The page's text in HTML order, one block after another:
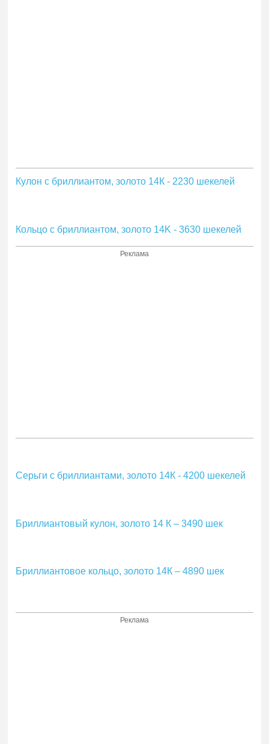
Кулон с бриллиантом, золото 14К - 2230 шекелей
Кольцо с бриллиантом, золото 14K - 3630 шекелей
Реклама
Серьги с бриллиантами, золото 14К - 4200 шекелей
Бриллиантовый кулон, золото 14 К – 3490 шек
Бриллиантовое кольцо, золото 14К – 4890 шек
Реклама